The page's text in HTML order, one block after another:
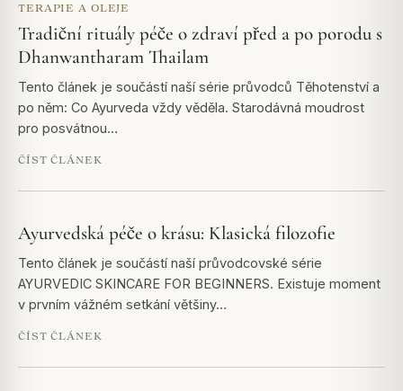
TERAPIE A OLEJE
Tradiční rituály péče o zdraví před a po porodu s
Dhanwantharam Thailam
Tento článek je součástí naší série průvodců Těhotenství a
po něm: Co Ayurveda vždy věděla. Starodávná moudrost
pro posvátnou…
ČÍST ČLÁNEK
Ayurvedská péče o krásu: Klasická filozofie
Tento článek je součástí naší průvodcovské série
AYURVEDIC SKINCARE FOR BEGINNERS. Existuje moment
v prvním vážném setkání většiny…
ČÍST ČLÁNEK